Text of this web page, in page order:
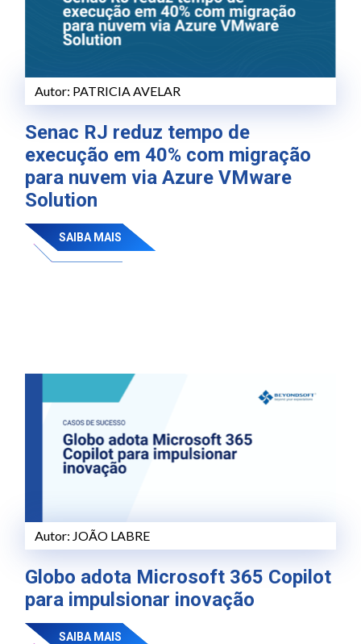
Autor: PATRICIA AVELAR
Senac RJ reduz tempo de
execução em 40% com migração
para nuvem via Azure VMware
Solution
SAIBA MAIS
Autor: JOÃO LABRE
Globo adota Microsoft 365 Copilot
para impulsionar inovação
SAIBA MAIS